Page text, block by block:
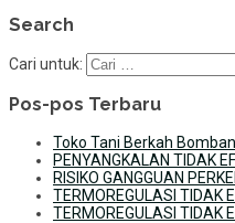
Search
Cari untuk:
Pos-pos Terbaru
Toko Tani Berkah
PENYANGKALAN TIDAK
RISIKO GANGGUAN
TERMOREGULASI TIDAK
TERMOREGULASI TIDAK